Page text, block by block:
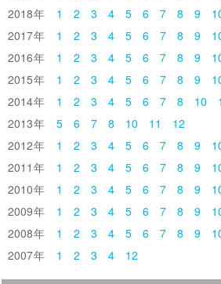
2018
1 2 3 4 5 6 7 8 9
2017
1 2 3 4 5 6 7 8 9
2016
1 2 3 4 5 6 7 8 9
2015
1 2 3 4 5 6 7 8 9
2014
1 2 3 4 5 6 7 8 10
2013
5 6 7 8 10 11
12
2012
1 2 3 4 5 6 7 8 9
2011
1 2 3 4 5 6 7 8 9
2010
1 2 3 4 5 6 7 8 9
2009
1 2 3 4 5 6 7 8 9
2008
1 2 3 4 5 6 7 8 9
2007
1 2 3 4 12